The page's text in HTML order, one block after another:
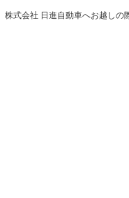
株式会社 日進自動車へお越しの